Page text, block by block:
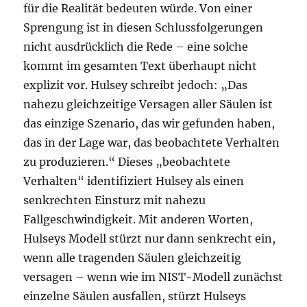
für die Realität bedeuten würde. Von einer
Sprengung ist in diesen Schlussfolgerungen
nicht ausdrücklich die Rede – eine solche
kommt im gesamten Text überhaupt nicht
explizit vor. Hulsey schreibt jedoch: „Das
nahezu gleichzeitige Versagen aller Säulen ist
das einzige Szenario, das wir gefunden haben,
das in der Lage war, das beobachtete Verhalten
zu produzieren.“ Dieses „beobachtete
Verhalten“ identifiziert Hulsey als einen
senkrechten Einsturz mit nahezu
Fallgeschwindigkeit. Mit anderen Worten,
Hulseys Modell stürzt nur dann senkrecht ein,
wenn alle tragenden Säulen gleichzeitig
versagen – wenn wie im NIST-Modell zunächst
einzelne Säulen ausfallen, stürzt Hulseys